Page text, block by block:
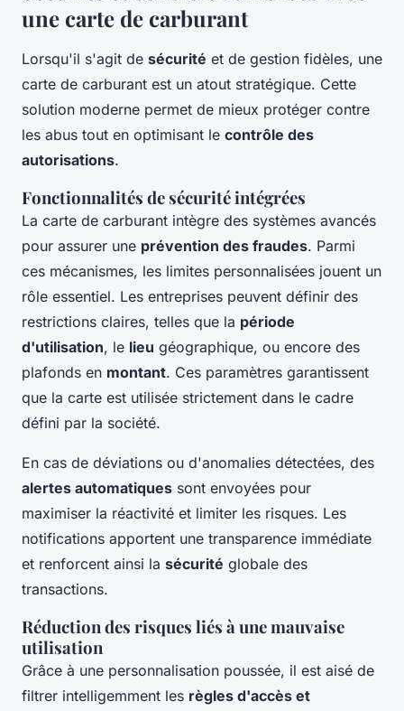
une carte de carburant
Lorsqu'il s'agit de sécurité et de gestion fidèles, une
carte de carburant est un atout stratégique. Cette
solution moderne permet de mieux protéger contre
les abus tout en optimisant le contrôle des
autorisations.
Fonctionnalités de sécurité intégrées
La carte de carburant intègre des systèmes avancés
pour assurer une prévention des fraudes. Parmi
ces mécanismes, les limites personnalisées jouent un
rôle essentiel. Les entreprises peuvent définir des
restrictions claires, telles que la période
d'utilisation, le lieu géographique, ou encore des
plafonds en montant. Ces paramètres garantissent
que la carte est utilisée strictement dans le cadre
défini par la société.
En cas de déviations ou d'anomalies détectées, des
alertes automatiques sont envoyées pour
maximiser la réactivité et limiter les risques. Les
notifications apportent une transparence immédiate
et renforcent ainsi la sécurité globale des
transactions.
Réduction des risques liés à une mauvaise
utilisation
Grâce à une personnalisation poussée, il est aisé de
filtrer intelligemment les règles d'accès et